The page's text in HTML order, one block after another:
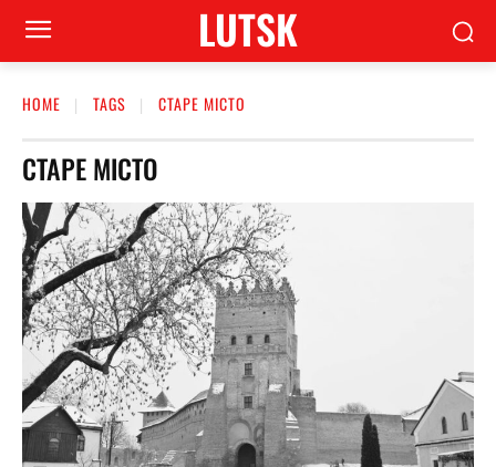
LUTSK
HOME TAGS СТАРЕ МІСТО
СТАРЕ МІСТО